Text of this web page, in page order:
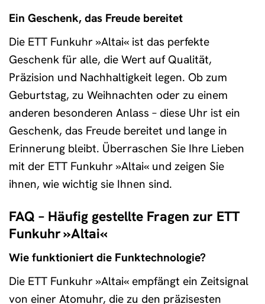
Ein Geschenk, das Freude bereitet
Die ETT Funkuhr »Altai« ist das perfekte
Geschenk für alle, die Wert auf Qualität,
Präzision und Nachhaltigkeit legen. Ob zum
Geburtstag, zu Weihnachten oder zu einem
anderen besonderen Anlass – diese Uhr ist ein
Geschenk, das Freude bereitet und lange in
Erinnerung bleibt. Überraschen Sie Ihre Lieben
mit der ETT Funkuhr »Altai« und zeigen Sie
ihnen, wie wichtig sie Ihnen sind.
FAQ – Häufig gestellte Fragen zur ETT
Funkuhr »Altai«
Wie funktioniert die Funktechnologie?
Die ETT Funkuhr »Altai« empfängt ein Zeitsignal
von einer Atomuhr, die zu den präzisesten